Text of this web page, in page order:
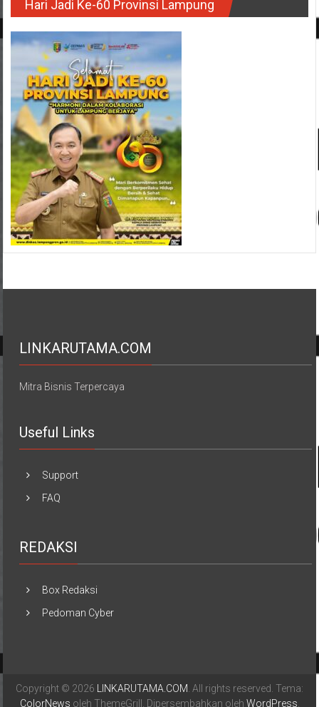
Hari Jadi Ke-60 Provinsi Lampung
LINKARUTAMA.COM
Mitra Bisnis Terpercaya
Useful Links
Support
FAQ
REDAKSI
Box Redaksi
Pedoman Cyber
Copyright © 2026 LINKARUTAMA.COM. All rights reserved. Tema:
ColorNews oleh ThemeGrill. Dipersembahkan oleh WordPress.